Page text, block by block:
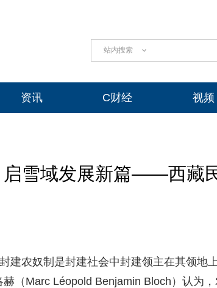
站内搜索
资讯 C财经 视频
启雪域发展新篇——西藏
建农奴制是封建社会中封建领主在其领地
（Marc Léopold Benjamin Bloch）认为